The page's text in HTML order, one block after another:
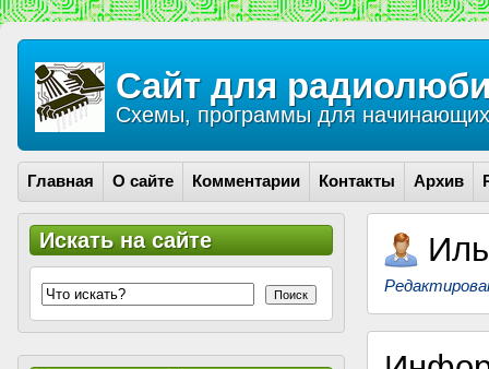
Сайт для
Схемы, программы для
Главная О сайте Комментарии Контакты Архив
Искать на сайте
Поиск